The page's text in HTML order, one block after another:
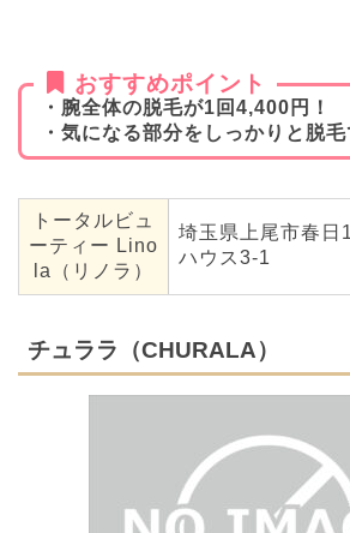
おすすめポイント
・腕全体の脱毛が1回4,400円！
・気になる部分をしっかりと脱毛
トータルビュ
ーティー Lino
la（リノラ）
埼玉県上尾市春日
ハウス3-1
チュララ（CHURALA）